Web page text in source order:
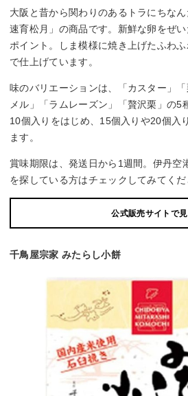
大阪と昔から関わりのあるトラにちな
速育松月」の商品です。新鮮な卵をぜ
ポイント。しま模様に焼き上げたふわ
で仕上げています。
味のバリエーションは、「カスター」
メル」「ラムレーズン」「贅沢栗」の5
10個入りをはじめ、15個入りや20個入
ます。
賞味期限は、発送日から1週間。伊丹空
を探している方はチェックしてみてくだ
公式販売サイトで見
千鳥屋宗家 みたらし小餅